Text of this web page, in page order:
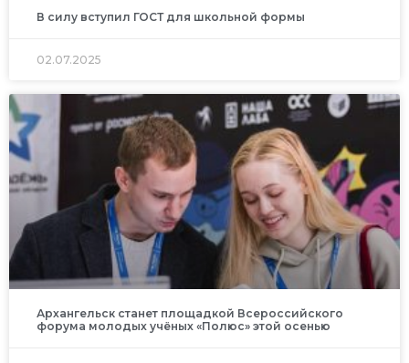
В силу вступил ГОСТ для школьной формы
02.07.2025
Архангельск станет площадкой Всероссийского
форума молодых учёных «Полюс» этой осенью